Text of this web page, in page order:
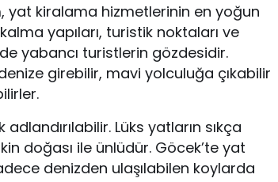
yat kiralama hizmetlerinin en yoğun
yapıları, turistik noktaları ve
yabancı turistlerin gözdesidir.
girebilir, mavi yolculuğa çıkabilir
Lüks yatların sıkça
doğası ile ünlüdür. Göcek’te yat
denizden ulaşılabilen koylarda